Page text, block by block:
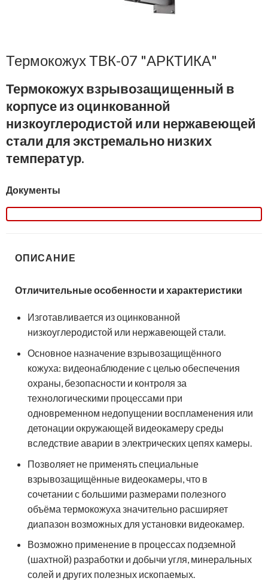
Термокожух ТВК-07 "АРКТИКА"
Термокожух взрывозащищенный в
корпусе из оцинкованной
низкоуглеродистой или нержавеющей
стали для экстремально низких
температур.
Документы
ОПИСАНИЕ
Отличительные особенности и характеристики
Изготавливается из оцинкованной
низкоуглеродистой или нержавеющей стали.
Основное назначение взрывозащищённого
кожуха: видеонаблюдение с целью обеспечения
охраны, безопасности и контроля за
технологическими процессами при
одновременном недопущении воспламенения или
детонации окружающей видеокамеру среды
вследствие аварии в электрических цепях камеры.
Позволяет не применять специальные
взрывозащищённые видеокамеры, что в
сочетании с большими размерами полезного
объёма термокожуха значительно расширяет
диапазон возможных для установки видеокамер.
Возможно применение в процессах подземной
(шахтной) разработки и добычи угля, минеральных
солей и других полезных ископаемых.